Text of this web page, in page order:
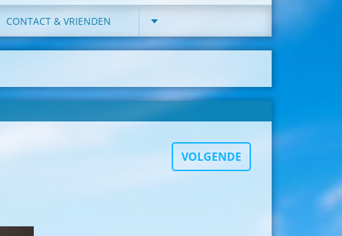
CONTACT & VRIENDEN
VOLGENDE